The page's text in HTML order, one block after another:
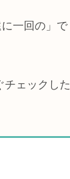
一回の」で
チェックした